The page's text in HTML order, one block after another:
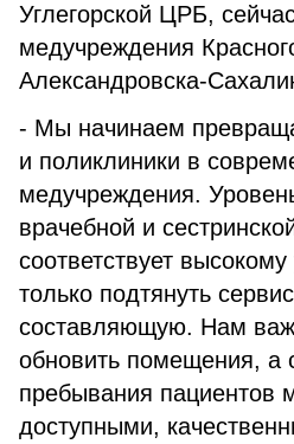
Углегорской ЦРБ,
медучреждения
Александровска-
- Мы начинаем
и поликлиники в
медучреждения.
врачебной и
соответствует
только подтянуть
составляющую. Нам
обновить помещения, а
пребывания пациентов
доступными,